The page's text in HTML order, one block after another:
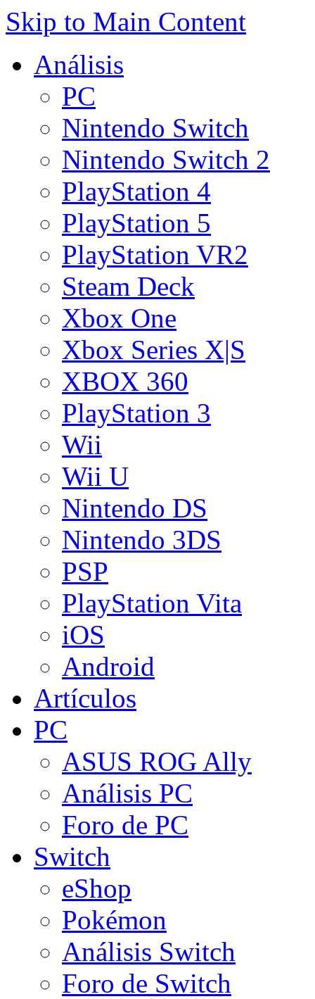
Skip to Main Content
Análisis
PC
Nintendo Switch
Nintendo Switch 2
PlayStation 4
PlayStation 5
PlayStation VR2
Steam Deck
Xbox One
Xbox Series X|S
XBOX 360
PlayStation 3
Wii
Wii U
Nintendo DS
Nintendo 3DS
PSP
PlayStation Vita
iOS
Android
Artículos
PC
ASUS ROG Ally
Análisis PC
Foro de PC
Switch
eShop
Pokémon
Análisis Switch
Foro de Switch